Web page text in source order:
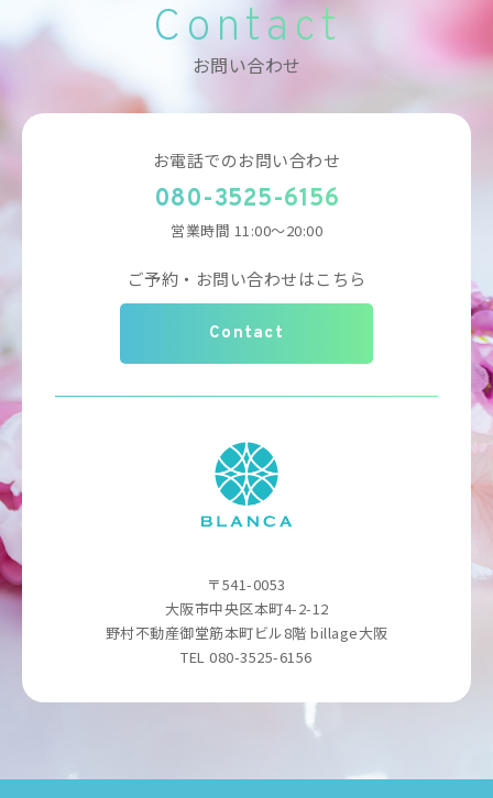
Contact
お問い合わせ
お電話でのお問い合わせ
080-3525-6156
営業時間 11:00～20:00
ご予約・お問い合わせはこちら
Contact
〒541-0053
大阪市中央区本町4-2-12
野村不動産御堂筋本町ビル8階 billage大阪
TEL 080-3525-6156